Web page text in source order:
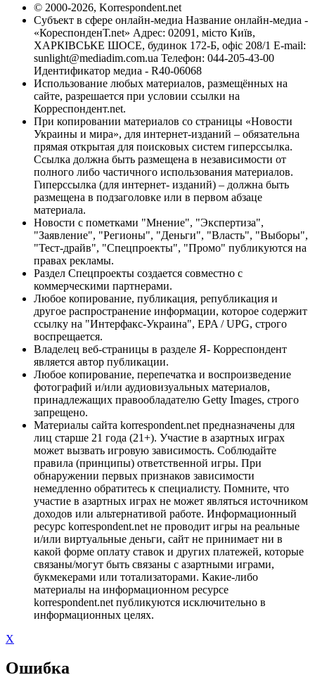
© 2000-2026, Korrespondent.net
Субъект в сфере онлайн-медиа Название онлайн-медиа -
«КореспонденТ.net» Адрес: 02091, місто Київ,
ХАРКІВСЬКЕ ШОСЕ, будинок 172-Б, офіс 208/1 E-mail:
sunlight@mediadim.com.ua Телефон: 044-205-43-00
Идентификатор медиа - R40-06068
Использование любых материалов, размещённых на
сайте, разрешается при условии ссылки на
Корреспондент.net.
При копировании материалов со страницы «Новости
Украины и мира», для интернет-изданий – обязательна
прямая открытая для поисковых систем гиперссылка.
Ссылка должна быть размещена в независимости от
полного либо частичного использования материалов.
Гиперссылка (для интернет- изданий) – должна быть
размещена в подзаголовке или в первом абзаце
материала.
Новости с пометками "Мнение", "Экспертиза",
"Заявление", "Регионы", "Деньги", "Власть", "Выборы",
"Тест-драйв", "Спецпроекты", "Промо" публикуются на
правах рекламы.
Раздел Спецпроекты создается совместно с
коммерческими партнерами.
Любое копирование, публикация, републикация и
другое распространение информации, которое содержит
ссылку на "Интерфакс-Украина", EPA / UPG, строго
воспрещается.
Владелец веб-страницы в разделе Я- Корреспондент
является автор публикации.
Любое копирование, перепечатка и воспроизведение
фотографий и/или аудиовизуальных материалов,
принадлежащих правообладателю Getty Images, строго
запрещено.
Материалы сайта korrespondent.net предназначены для
лиц старше 21 года (21+). Участие в азартных играх
может вызвать игровую зависимость. Соблюдайте
правила (принципы) ответственной игры. При
обнаружении первых признаков зависимости
немедленно обратитесь к специалисту. Помните, что
участие в азартных играх не может являться источником
доходов или альтернативой работе. Информационный
ресурс korrespondent.net не проводит игры на реальные
и/или виртуальные деньги, сайт не принимает ни в
какой форме оплату ставок и других платежей, которые
связаны/могут быть связаны с азартными играми,
букмекерами или тотализаторами. Какие-либо
материалы на информационном ресурсе
korrespondent.net публикуются исключительно в
информационных целях.
X
Ошибка